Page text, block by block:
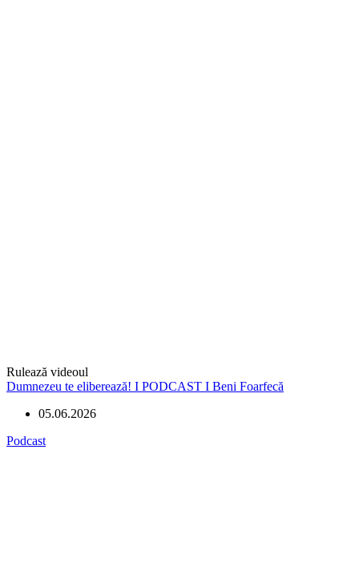
Rulează videoul
Dumnezeu te eliberează! I PODCAST I Beni Foarfecă
05.06.2026
Podcast